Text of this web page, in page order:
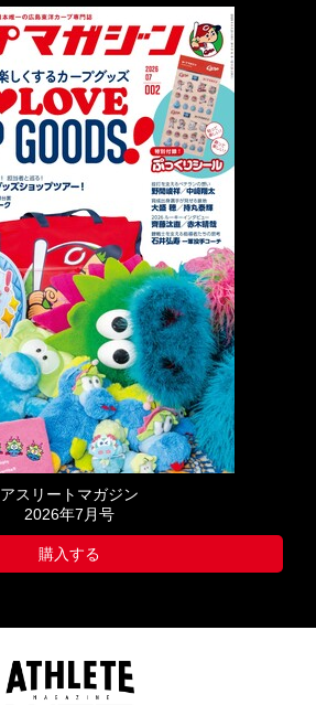
アスリートマガジン
2026年7月号
購入する